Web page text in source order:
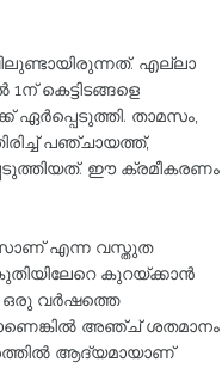
എല്ലാ
കെട്ടിടങ്ങളെ
ഏര്‍പ്പെടുത്തി. താമസം,
പഞ്ചായത്ത്,
ഈ ക്രമീകരണം
എന്ന വസ്തുത
കുറയ്ക്കാന്‍
ഒരു വര്‍ഷത്തെ
അഞ്ച് ശതമാനം
ആദ്യമായാണ്